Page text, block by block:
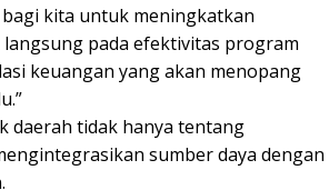
bagi kita untuk meningkatkan
pada efektivitas program
keuangan yang akan menopang
daerah tidak hanya tentang
sumber daya dengan